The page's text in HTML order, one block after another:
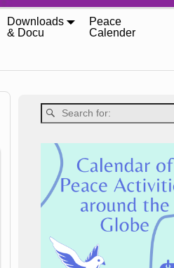
Downloads
& Docu
Peace
Calender